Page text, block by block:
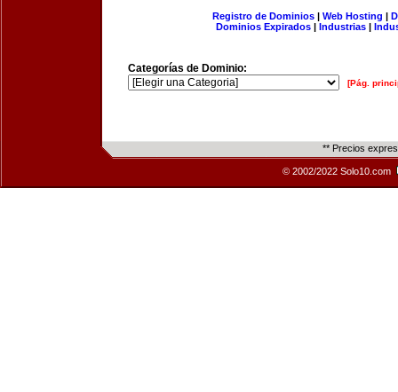
Registro de Dominios| Web Hosting |
Dominios Expirados | Industrias |
Categorías de Dominio:
[Pág.
** Precios
© 2002/2022 Solo10.com